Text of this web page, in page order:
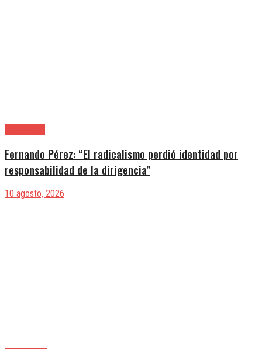
Fernando Pérez: “El radicalismo perdió identidad por
responsabilidad de la dirigencia”
10 agosto, 2026